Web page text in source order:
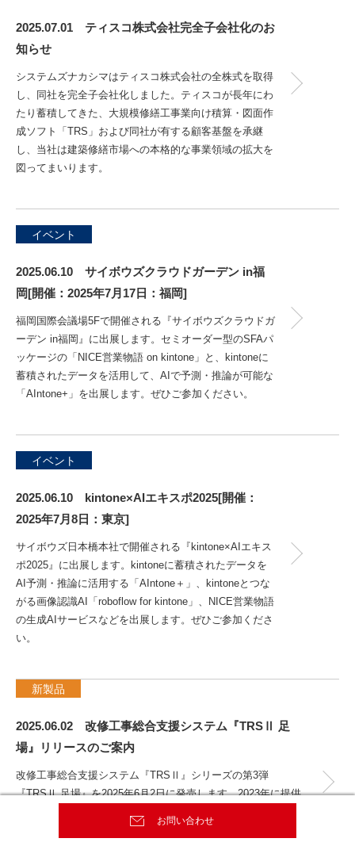
English
お問い合わせ
2025.07.01 ティスコ株式会社完全子会社化のお
知らせ
システムズナカシマはティスコ株式会社の全株式を取得
し、同社を完全子会社化しました。ティスコが長年にわ
たり蓄積してきた、大規模修繕工事業向け積算・図面作
成ソフト「TRS」および同社が有する顧客基盤を承継
し、当社は建築修繕市場への本格的な事業領域の拡大を
図ってまいります。
イベント
2025.06.10 サイボウズクラウドガーデン in福
岡[開催：2025年7月17日：福岡]
福岡国際会議場5Fで開催される『サイボウズクラウドガ
ーデン in福岡』に出展します。セミオーダー型のSFAパ
ッケージの「NICE営業物語 on kintone」と、kintoneに
蓄積されたデータを活用して、AIで予測・推論が可能な
「AIntone+」を出展します。ぜひご参加ください。
イベント
2025.06.10 kintone×AIエキスポ2025[開催：
2025年7月8日：東京]
サイボウズ日本橋本社で開催される『kintone×AIエキス
ポ2025』に出展します。kintoneに蓄積されたデータを
AI予測・推論に活用する「AIntone＋」、kintoneとつな
がる画像認識AI「roboflow for kintone」、NICE営業物語
の生成AIサービスなどを出展します。ぜひご参加くださ
い。
新製品
2025.06.02 改修工事総合支援システム『TRSⅡ 足
場』リリースのご案内
改修工事総合支援システム『TRSⅡ』シリーズの第3弾
『TRSⅡ 足場』を2025年6月2日に発売します。2023年に提供
場仮設計画機能を搭載した『TRSⅡ 足場』を加えることで、工